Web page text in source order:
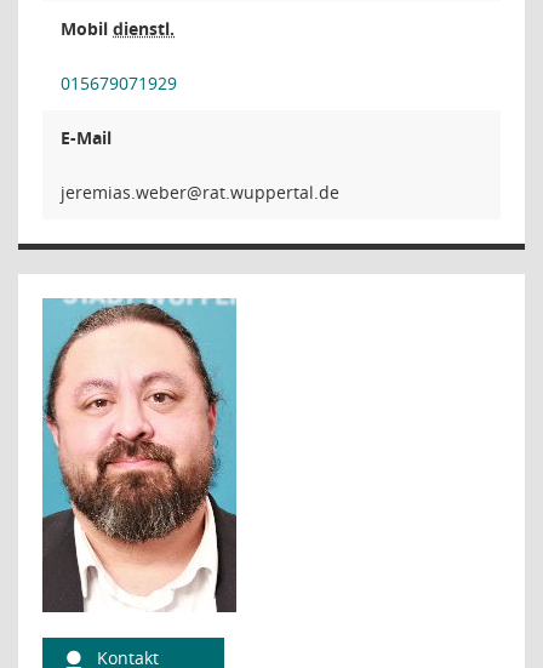
Mobil dienstl.
015679071929
E-Mail
rebew.s
Kontakt